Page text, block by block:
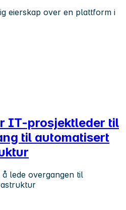
eierskap over en plattform i
IT-prosjektleder til
til automatisert
lede overgangen til